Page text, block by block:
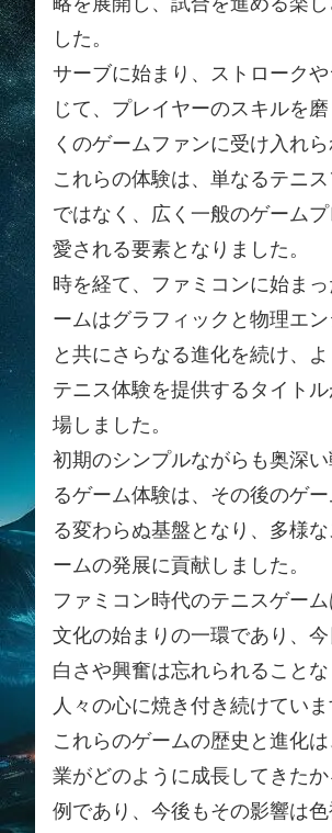
した。
サーブに始まり、ストローク
じて、プレイヤーのスキルを
くのゲームファンに受け入れら
これらの体験は、単なるテニ
ではなく、広く一般のゲーム
愛される要素となりました。
時を経て、ファミコンに始ま
ームはグラフィックと物理エ
と共にさらなる進化を続け、
テニス体験を提供するタイト
場しました。
初期のシンプルながらも奥深
るゲーム体験は、その後のゲ
る変わらぬ基盤となり、多様
ームの発展に貢献しました。
ファミコン時代のテニスゲー
文化の始まりの一環であり、
白さや興奮は忘れられること
人々の心に焼き付き続けていま
これらのゲームの歴史と進化
業がどのように成長してきた
例であり、今後もその影響は色